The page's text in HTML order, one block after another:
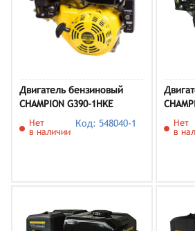
Двигатель бензиновый
CHAMPION G390-1HKE
Нет
в наличии
Код: 548040-1
Нет
в